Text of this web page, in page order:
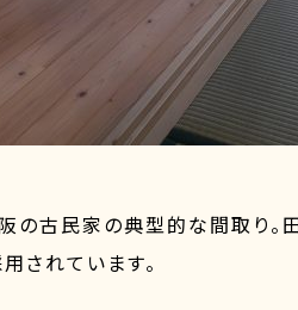
古民家の典型的な間取り。
されています。